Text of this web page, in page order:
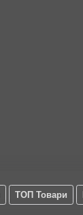
ТОП Товари